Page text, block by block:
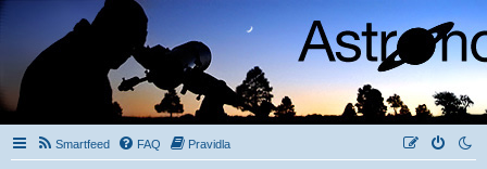
Smartfeed FAQ Pravidla